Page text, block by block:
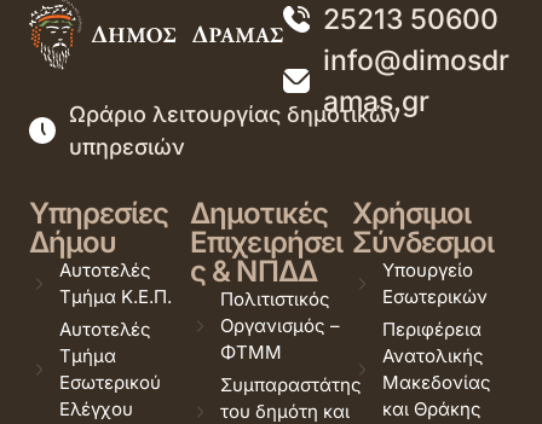
25213 50600
info@dimosdr
amas.gr
Ωράριο λειτουργίας δημοτικών
υπηρεσιών
Υπηρεσίες
Δήμου
Αυτοτελές
Τμήμα Κ.Ε.Π.
Αυτοτελές
Τμήμα
Εσωτερικού
Ελέγχου
Δημοτικές
Επιχειρήσει
ς & ΝΠΔΔ
Πολιτιστικός
Οργανισμός –
ΦΤΜΜ
Συμπαραστάτης
του δημότη και
Χρήσιμοι
Σύνδεσμοι
Υπουργείο
Εσωτερικών
Περιφέρεια
Ανατολικής
Μακεδονίας
και Θράκης